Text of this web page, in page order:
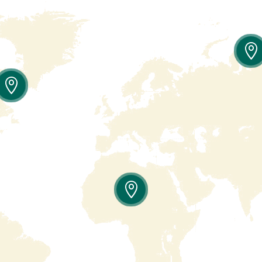


